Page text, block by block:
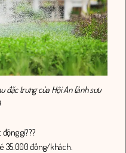
đặc trưng của Hội An (ảnh sưu
gì???
35.000 đồng/khách.